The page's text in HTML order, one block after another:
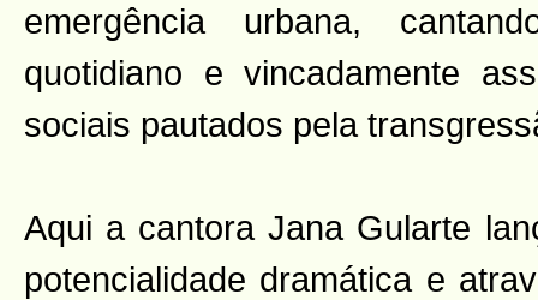
emergência urbana,
quotidiano e vincadamente
sociais pautados pela
Aqui a cantora Jana Gularte
potencialidade dramática e